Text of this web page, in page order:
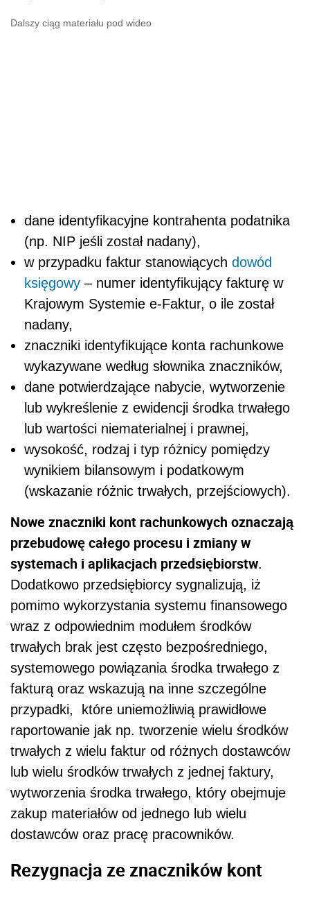
Dalszy ciąg materiału pod wideo
dane identyfikacyjne kontrahenta podatnika
(np. NIP jeśli został nadany),
w przypadku faktur stanowiących dowód
księgowy – numer identyfikujący fakturę w
Krajowym Systemie e-Faktur, o ile został
nadany,
znaczniki identyfikujące konta rachunkowe
wykazywane według słownika znaczników,
dane potwierdzające nabycie, wytworzenie
lub wykreślenie z ewidencji środka trwałego
lub wartości niematerialnej i prawnej,
wysokość, rodzaj i typ różnicy pomiędzy
wynikiem bilansowym i podatkowym
(wskazanie różnic trwałych, przejściowych).
Nowe znaczniki kont rachunkowych oznaczają
przebudowę całego procesu i zmiany w
systemach i aplikacjach przedsiębiorstw.
Dodatkowo przedsiębiorcy sygnalizują, iż
pomimo wykorzystania systemu finansowego
wraz z odpowiednim modułem środków
trwałych brak jest często bezpośredniego,
systemowego powiązania środka trwałego z
fakturą oraz wskazują na inne szczególne
przypadki, które uniemożliwią prawidłowe
raportowanie jak np. tworzenie wielu środków
trwałych z wielu faktur od różnych dostawców
lub wielu środków trwałych z jednej faktury,
wytworzenia środka trwałego, który obejmuje
zakup materiałów od jednego lub wielu
dostawców oraz pracę pracowników.
Rezygnacja ze znaczników kont